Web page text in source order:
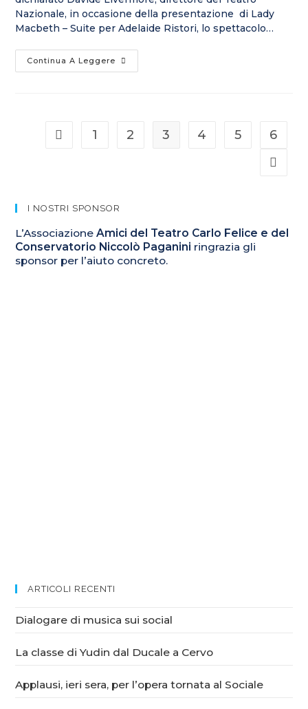
Nazionale, in occasione della presentazione di Lady
Macbeth – Suite per Adelaide Ristori, lo spettacolo…
Continua A Leggere
1 2 3 4 5 6
I NOSTRI SPONSOR
L’AssociazioneAmici del Teatro Carlo Felice e del
Conservatorio Niccolò Paganini ringrazia gli
sponsor per l’aiuto concreto.
ARTICOLI RECENTI
Dialogare di musica sui social
La classe di Yudin dal Ducale a Cervo
Applausi, ieri sera, per l’opera tornata al Sociale